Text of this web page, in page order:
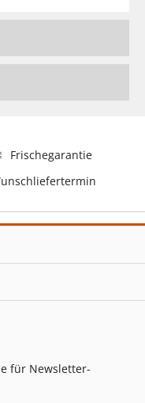
Frischegarantie
für Newsletter-